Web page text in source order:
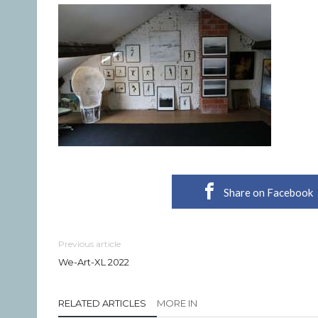
Share on Facebook
Previous article
We-Art-XL 2022
RELATED ARTICLES MORE IN